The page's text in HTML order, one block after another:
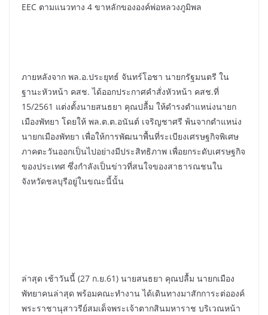
EEC ตามแนวทาง 4 ขาหลักขององค์พ่อหลวงภูมิพล
ภายหลังจาก พล.อ.ประยุทธ์ จันทร์โอชา นายกรัฐมนตรี ใน
ฐานะหัวหน้า คสช. ได้ออกประกาศคำสั่งหัวหน้า คสช.ที่
15/2561 แต่งตั้งนายสนธยา คุณปลื้ม ให้ดำรงตำแหน่งนายก
เมืองพัทยา โดยให้ พล.ต.ต.อนันต์ เจริญชาศรี พ้นจากตำแหน่ง
นายกเมืองพัทยา เพื่อให้การพัฒนาพื้นที่ระเบียงเศรษฐกิจพิเศษ
ภาคตะวันออกเป็นไปอย่างมีประสิทธิภาพ เพื่อยกระดับเศรษฐกิจ
ของประเทศ ซึ่งกำลังเป็นข่าวที่สนใจของสาธารณชนใน
จังหวัดชลบุรีอยู่ในขณะนี้นั้น
ล่าสุด เช้าวันนี้ (27 ก.ย.61) นายสนธยา คุณปลื้ม นายกเมือง
พัทยาคนล่าสุด พร้อมคณะทำงาน ได้เดินทางมาสักการะต่อองค์
พระราชานุสาวรีย์สมเด็จพระเจ้าตากสินมหาราช บริเวณหน้า